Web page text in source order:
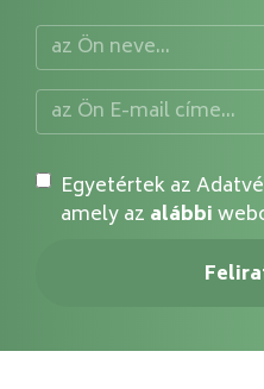
Egyetértek az
amely az alábbi